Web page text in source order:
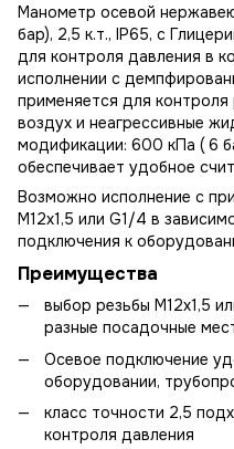
Манометр осевой
бар), 2,5 к.т., IP65, с
для контроля давления в
исполнении с
применяется для контроля
воздух и неагрессивные
модификации: 600 кПа ( 6
обеспечивает удобное
Возможно исполнение с
М12х1,5 или G1/4 в
подключения к
Преимущества
выбор резьбы М12х1,5
разные посадочные
Осевое подключение
оборудовании,
класс точности 2,5
контроля давления